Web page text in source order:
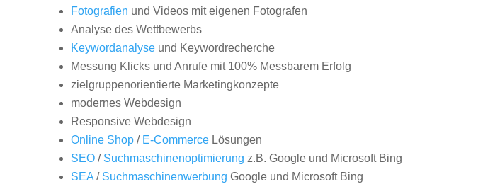
Fotografien und Videos mit eigenen Fotografen
Analyse des Wettbewerbs
Keywordanalyseund Keywordrecherche
Messung Klicks und Anrufe mit 100% Messbarem Erfolg
zielgruppenorientierte Marketingkonzepte
modernes Webdesign
Responsive Webdesign
Online Shop/ E-CommerceLösungen
SEO/ Suchmaschinenoptimierung z.B. Google und Microsoft Bing
SEA/ Suchmaschinenwerbung Google und Microsoft Bing